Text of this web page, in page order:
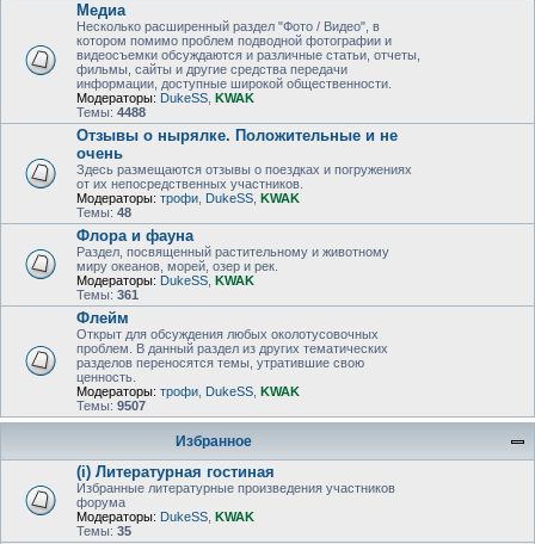
Медиа
Несколько расширенный раздел "Фото / Видео", в
котором помимо проблем подводной фотографии и
видеосъемки обсуждаются и различные статьи, отчеты,
фильмы, сайты и другие средства передачи
информации, доступные широкой общественности.
Модераторы: DukeSS KWAK
Темы: 4488
Отзывы о нырялке. Положительные и не
очень
Здесь размещаются отзывы о поездках и погружениях
от их непосредственных участников.
Модераторы: трофи DukeSS KWAK
Темы: 48
Флора и фауна
Раздел, посвященный растительному и животному
миру океанов, морей, озер и рек.
Модераторы: DukeSS KWAK
Темы: 361
Флейм
Открыт для обсуждения любых околотусовочных
проблем. В данный раздел из других тематических
разделов переносятся темы, утратившие свою
ценность.
Модераторы: трофи DukeSS KWAK
Темы: 9507
Избранное
(i) Литературная гостиная
Избранные литературные произведения участников
форума
Модераторы: DukeSS KWAK
Темы: 35